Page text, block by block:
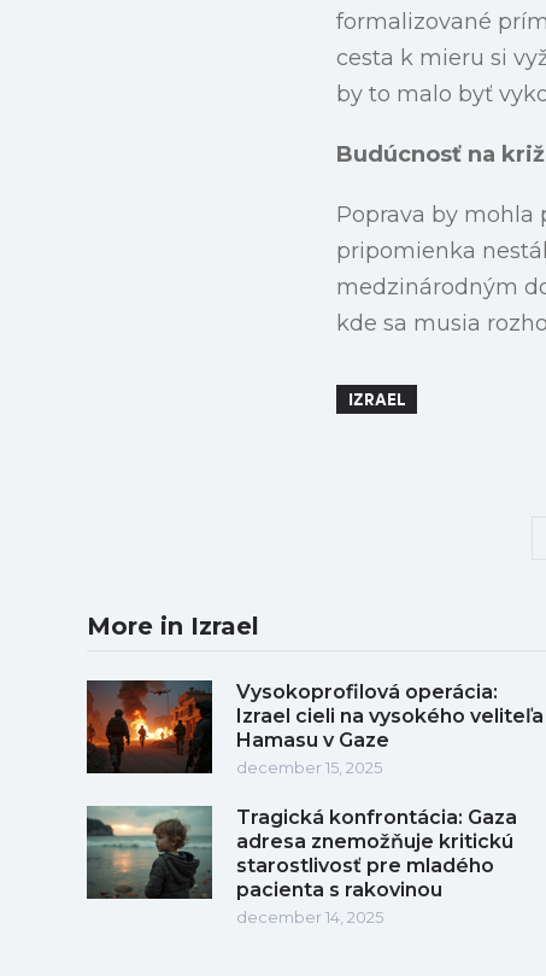
formalizované
cesta k mieru si
by to malo byť
Budúcnosť na
Poprava by mohla
pripomienka
medzinárodným
kde sa musia
IZRAEL
More in Izrael
Vysokoprofilová operácia:
Izrael cieli na vysokého veliteľa
Hamasu v Gaze
december 15, 2025
Tragická konfrontácia: Gaza
adresa znemožňuje kritickú
starostlivosť pre mladého
pacienta s rakovinou
december 14, 2025